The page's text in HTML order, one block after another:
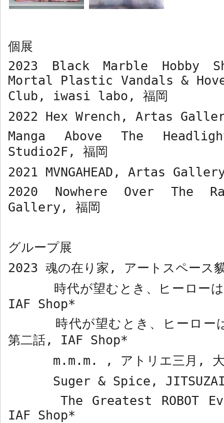
個展
2023 Black Marble Hobby
Mortal Plastic Vandals &
Club, iwasi labo, 福岡
2022 Hex Wrench, Artas
Manga Above The
Studio2F, 福岡
2021 MVNGAHEAD, Artas
2020 Nowhere Over The
Gallery, 福岡
グループ展
2023 魂の在り家 , アートスペース
時代が望むとき、ヒーローは
IAF Shop*
時代が望むとき、ヒーローは
第二話, IAF Shop*
m.m.m. , アトリエ三月 ,
Suger & Spice,
The Greatest ROBOT
IAF Shop*